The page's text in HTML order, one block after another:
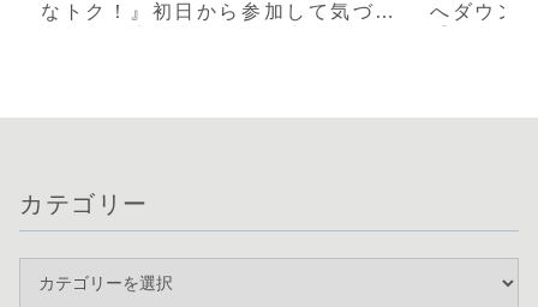
なトク！』初日から参加して気づい
へダウン
カテゴリー